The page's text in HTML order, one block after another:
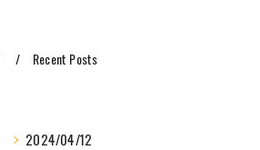
Recent Posts
2024/04/12